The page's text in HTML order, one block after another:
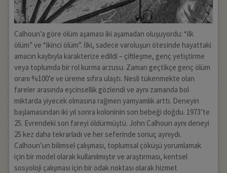
Calhoun’a göre ölüm aşaması iki aşamadan oluşuyordu: “ilk
ölüm” ve “ikinci ölüm”. İlki, sadece varoluşun ötesinde hayattaki
amacın kaybıyla karakterize edildi – çiftleşme, genç yetiştirme
veya toplumda bir rol kurma arzusu. Zaman geçtikçe genç ölüm
oranı %100’e ve üreme sıfıra ulaştı. Nesli tükenmekte olan
fareler arasında eşcinsellik gözlendi ve aynı zamanda bol
miktarda yiyecek olmasına rağmen yamyamlık arttı. Deneyin
başlamasından iki yıl sonra koloninin son bebeği doğdu. 1973’te
25. Evrendeki son fareyi öldürmüştü. John Calhoun aynı deneyi
25 kez daha tekrarladı ve her seferinde sonuç aynıydı.
Calhoun’un bilimsel çalışması, toplumsal çöküşü yorumlamak
için bir model olarak kullanılmıştır ve araştırması, kentsel
sosyoloji çalışması için bir odak noktası olarak hizmet